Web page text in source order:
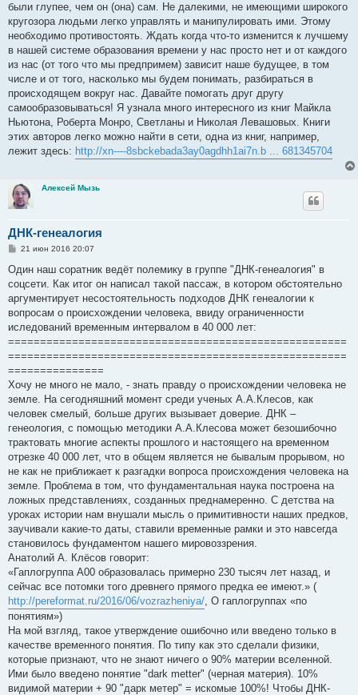
и
е
были глупее, чем он (она) сам. Не далекими, не имеющими широкого
кругозора людьми легко управлять и манипулировать ими. Этому
необходимо противостоять. Ждать когда что-то изменится к лучшему
в нашей системе образования времени у нас просто нет и от каждого
из нас (от того что мы предпримем) зависит наше будущее, в том
числе и от того, насколько мы будем понимать, разбираться в
происходящем вокруг нас. Давайте помогать друг другу
самообразовываться! Я узнала много интересного из книг Майкла
Ньютона, Роберта Монро, Светланы и Николая Левашовых. Книги
этих авторов легко можно найти в сети, одна из книг, например,
лежит здесь: http://xn----8sbckebada3ay0agdhh1ai7n.b ... 681345704
Алексей Мызь
ДНК-генеалогия
С
о
б
щ
е
и
е
21 июн 2016 20:07
Один наш соратник ведёт полемику в группе "ДНК-генеалогия" в
соцсети. Как итог он написал такой пассаж, в котором обстоятельно
аргументирует несостоятельность подходов ДНК генеалогии к
вопросам о происхождении человека, ввиду ограниченности
иследований временным интервалом в 40 000 лет:
=====================================================
=====================================================
===============
Хочу не много не мало, - знать правду о происхождении человека не
земле. На сегодняшний момент среди ученых А.А.Клесов, как
человек смелый, больше других вызывает доверие. ДНК –
генеология, с помощью методики А.А.Клесова может безошибочно
трактовать многие аспекты прошлого и настоящего на временном
отрезке 40 000 лет, что в общем является не бывалым прорывом, но
не как не приближает к разгадки вопроса происхождения человека на
земле. Проблема в том, что фундаментальная наука построена на
ложных представлениях, созданных преднамеренно. С детства на
уроках истории нам внушали мысль о примитивности наших предков,
заучивали какие-то даты, ставили временные рамки и это навсегда
становилось фундаментом нашего мировоззрения.
Анатолий А. Клёсов говорит:
«Гаплогруппа А00 образовалась примерно 230 тысяч лет назад, и
сейчас все потомки того древнего прямого предка ее имеют.» (
http://pereformat.ru/2016/06/vozrazheniya/ , О гаплогруппах «по
понятиям»)
На мой взгляд, такое утверждение ошибочно или введено только в
качестве временного понятия. По типу как это сделали физики,
которые признают, что не знают ничего о 90% материи вселенной.
Ими было введено понятие "dark metter" (черная материя). 10%
видимой материи + 90 "дарк метер" = искомые 100%! Чтобы ДНК-